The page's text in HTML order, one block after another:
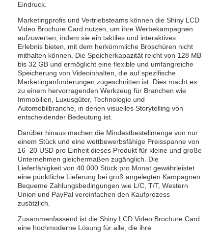
Eindruck.
Marketingprofis und Vertriebsteams können die Shiny LCD
Video Brochure Card nutzen, um ihre Werbekampagnen
aufzuwerten, indem sie ein taktiles und interaktives
Erlebnis bieten, mit dem herkömmliche Broschüren nicht
mithalten können. Die Speicherkapazität reicht von 128 MB
bis 32 GB und ermöglicht eine flexible und umfangreiche
Speicherung von Videoinhalten, die auf spezifische
Marketinganforderungen zugeschnitten ist. Dies macht es
zu einem hervorragenden Werkzeug für Branchen wie
Immobilien, Luxusgüter, Technologie und
Automobilbranche, in denen visuelles Storytelling von
entscheidender Bedeutung ist.
Darüber hinaus machen die Mindestbestellmenge von nur
einem Stück und eine wettbewerbsfähige Preisspanne von
16–20 USD pro Einheit dieses Produkt für kleine und große
Unternehmen gleichermaßen zugänglich. Die
Lieferfähigkeit von 40.000 Stück pro Monat gewährleistet
eine pünktliche Lieferung bei groß angelegten Kampagnen.
Bequeme Zahlungsbedingungen wie L/C, T/T, Western
Union und PayPal vereinfachen den Kaufprozess
zusätzlich.
Zusammenfassend ist die Shiny LCD Video Brochure Card
eine hochmoderne Lösung für alle, die ihre